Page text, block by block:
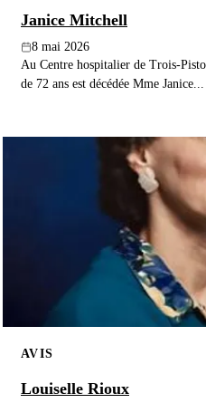
Janice Mitchell
8 mai 2026
Au Centre hospitalier de Trois-
de 72 ans est décédée Mme Janice...
AVIS
Louiselle Rioux